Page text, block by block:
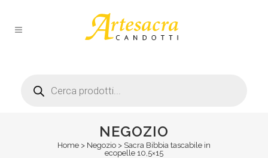
search
NEGOZIO
Home > Negozio > Sacra Bibbia tascabile in
ecopelle 10,5×15